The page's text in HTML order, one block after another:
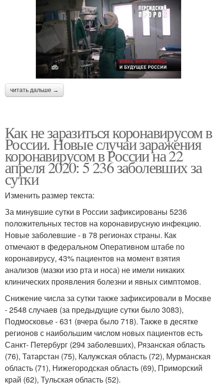
читать дальше →
Как не заразиться коронавирусом в
России. Новые случаи заражения
коронавирусом в России на 22
апреля 2020: 5 236 заболевших за
сутки
Изменить размер текста:
За минувшие сутки в России зафиксированы 5236
положительных тестов на коронавирусную инфекцию.
Новые заболевшие - в 78 регионах страны. Как
отмечают в федеральном Оперативном штабе по
коронавирусу, 43% пациентов на момент взятия
анализов (мазки изо рта и носа) не имели никаких
клинических проявления болезни и явных симптомов.
Снижение числа за сутки также зафиксировали в Москве
- 2548 случаев (за предыдущие сутки было 3083),
Подмосковье - 631 (вчера было 718). Также в десятке
регионов с наибольшим числом новых пациентов есть
Санкт- Петербург (294 заболевших), Рязанская область
(76), Татарстан (75), Калужская область (72), Мурманская
область (71), Нижегородская область (69), Приморский
край (62), Тульская область (52).